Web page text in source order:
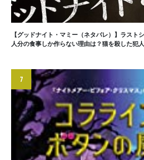
【グッドナイト・マミー（ネタバレ）】ラスト
人分の食事しか作らない理由は？猫を殺した犯
7